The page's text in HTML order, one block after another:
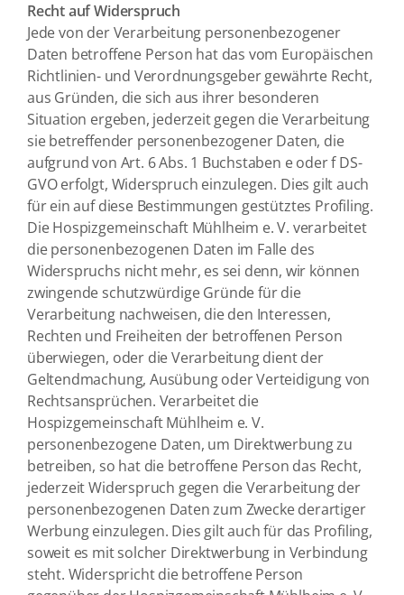
Recht auf Widerspruch
Jede von der Verarbeitung personenbezogener
Daten betroffene Person hat das vom Europäischen
Richtlinien- und Verordnungsgeber gewährte Recht,
aus Gründen, die sich aus ihrer besonderen
Situation ergeben, jederzeit gegen die Verarbeitung
sie betreffender personenbezogener Daten, die
aufgrund von Art. 6 Abs. 1 Buchstaben e oder f DS-
GVO erfolgt, Widerspruch einzulegen. Dies gilt auch
für ein auf diese Bestimmungen gestütztes Profiling.
Die Hospizgemeinschaft Mühlheim e. V. verarbeitet
die personenbezogenen Daten im Falle des
Widerspruchs nicht mehr, es sei denn, wir können
zwingende schutzwürdige Gründe für die
Verarbeitung nachweisen, die den Interessen,
Rechten und Freiheiten der betroffenen Person
überwiegen, oder die Verarbeitung dient der
Geltendmachung, Ausübung oder Verteidigung von
Rechtsansprüchen. Verarbeitet die
Hospizgemeinschaft Mühlheim e. V.
personenbezogene Daten, um Direktwerbung zu
betreiben, so hat die betroffene Person das Recht,
jederzeit Widerspruch gegen die Verarbeitung der
personenbezogenen Daten zum Zwecke derartiger
Werbung einzulegen. Dies gilt auch für das Profiling,
soweit es mit solcher Direktwerbung in Verbindung
steht. Widerspricht die betroffene Person